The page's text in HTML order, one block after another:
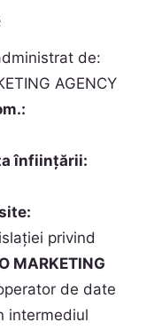
de:
AGENCY
înființării:
privind
MARKETING
de date
intermediul